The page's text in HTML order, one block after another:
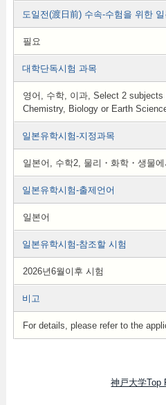
도일전(渡日前) 수속-수험을 위한
필요
대학단독시험 과목
영어, 수학, 이과, Select 2
Chemistry, Biology or Earth
일본유학시험-지정과목
일본어, 수학2, 물리・화학・생물
일본유학시험-출제언어
일본어
일본유학시험-참조할 시험
2026년6월이후 시험
비고
For details, please refer to the
神戸大学Top